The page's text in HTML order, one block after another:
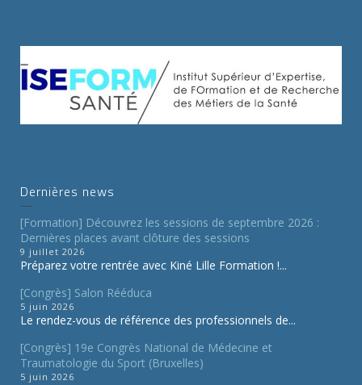
Dernières news
[Formation] Découvrez les sessions de septembre 2026 :
Dernières places avant clôture des sessions
9 juillet 2026
Préparez votre rentrée avec Kiné Lille Formation !...
[Congrès] Salon Rééduca
5 juin 2026
Le rendez-vous de référence des professionnels de...
[Congrès] 19e Congrès National de Médecine et
Traumatologie du Sport (Bruxelles)
5 juin 2026